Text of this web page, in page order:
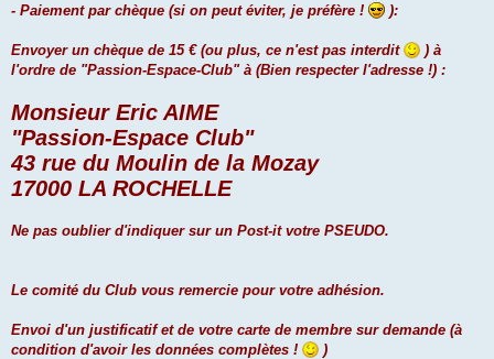
- Paiement par chèque (si on peut éviter, je préfère ! ):
Envoyer un chèque de 15 € (ou plus, ce n'est pas interdit
) à
l'ordre de "Passion-Espace-Club" à (Bien respecter l'adresse !) :
Monsieur Eric AIME
"Passion-Espace Club"
43 rue du Moulin de la Mozay
17000 LA ROCHELLE
Ne pas oublier d'indiquer sur un Post-it votre PSEUDO.
Le comité du Club vous remercie pour votre adhésion.
Envoi d'un justificatif et de votre carte de membre sur demande (à
condition d'avoir les données complètes !
)